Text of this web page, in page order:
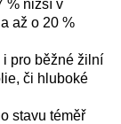
% nižší v
až o 20 %
i pro běžné žilní
či hluboké
stavu téměř